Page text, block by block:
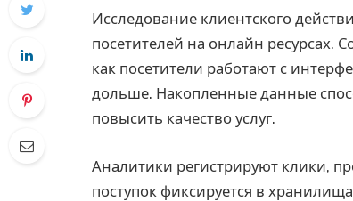
Исследование клиентского
посетителей на онлайн ресурсах.
как посетители работают с
дольше. Накопленные данные
повысить качество услуг.
Аналитики регистрируют клики,
поступок фиксируется в